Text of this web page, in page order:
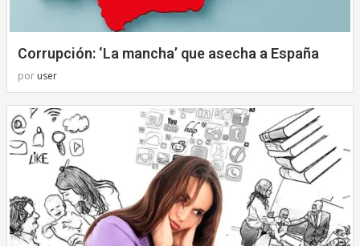
Corrupción: ‘La mancha’ que asecha a España
por user